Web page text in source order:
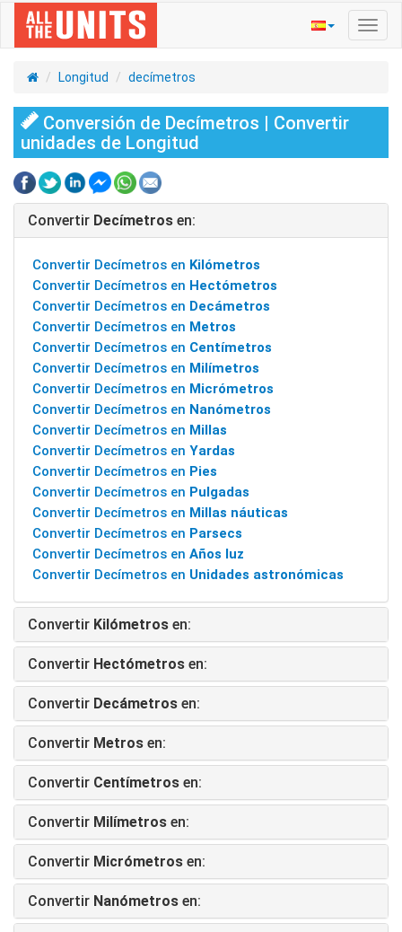
Longitud decímetros
Conversión de Decímetros | Convertir
unidades de Longitud
Convertir Decímetros en:
Convertir Decímetros en Kilómetros
Convertir Decímetros en Hectómetros
Convertir Decímetros en Decámetros
Convertir Decímetros en Metros
Convertir Decímetros en Centímetros
Convertir Decímetros en Milímetros
Convertir Decímetros en Micrómetros
Convertir Decímetros en Nanómetros
Convertir Decímetros en Millas
Convertir Decímetros en Yardas
Convertir Decímetros en Pies
Convertir Decímetros en Pulgadas
Convertir Decímetros en Millas náuticas
Convertir Decímetros en Parsecs
Convertir Decímetros en Años luz
Convertir Decímetros en Unidades astronómicas
Convertir Kilómetros en:
Convertir Hectómetros en:
Convertir Decámetros en:
Convertir Metros en:
Convertir Centímetros en:
Convertir Milímetros en:
Convertir Micrómetros en:
Convertir Nanómetros en: